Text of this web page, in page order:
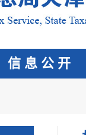
信 息 公 开